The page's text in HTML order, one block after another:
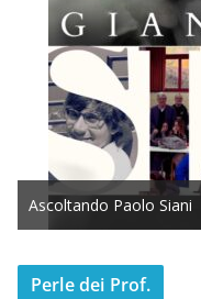
Ascoltando Paolo Siani
Perle dei Prof.